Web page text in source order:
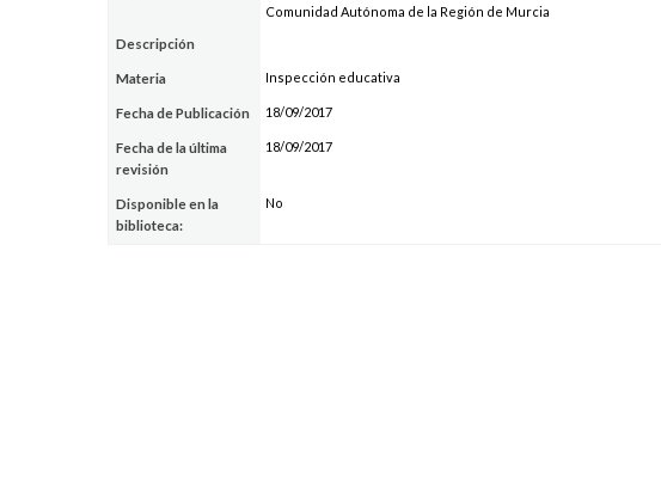
Comunidad Autónoma de la Región de Murcia
Descripción
Materia Inspección educativa
Fecha de Publicación 18/09/2017
Fecha de la última
revisión
18/09/2017
Disponible en la
biblioteca:
No